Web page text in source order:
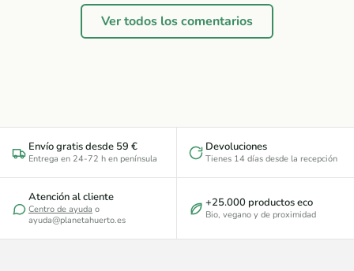
Ver todos los comentarios
Envío gratis desde 59 €
Entrega en 24-72 h en península
Devoluciones
Tienes 14 días desde la recepción
Atención al cliente
Centro de ayuda o
ayuda@planetahuerto.es
+25.000 productos eco
Bio, vegano y de proximidad